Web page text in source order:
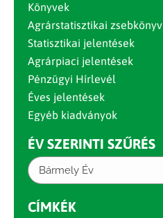
Könyvek
Agrárstatisztikai zsebkönyv
Statisztikai jelentések
Agrárpiaci jelentések
Pénzügyi Hírlevél
Éves jelentések
Egyéb kiadványok
ÉV SZERINTI SZŰRÉS
Bármely Év
CÍMKÉK